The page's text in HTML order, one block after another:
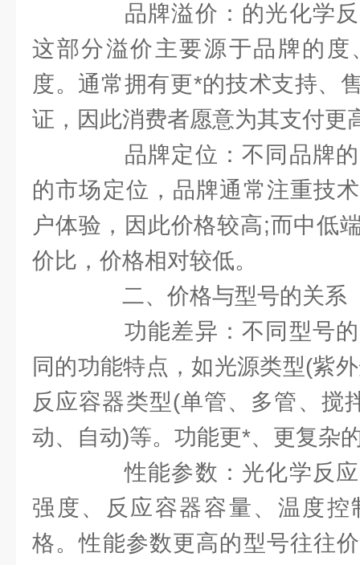
品牌溢价：的光化学反
这部分溢价主要源于品牌的度
度。通常拥有更*的技术支持、
证，因此消费者愿意为其支付更
品牌定位：不同品牌的
的市场定位，品牌通常注重技
户体验，因此价格较高;而中低
价比，价格相对较低。
二、价格与型号的关系
功能差异：不同型号的
同的功能特点，如光源类型(紫
反应容器类型(单管、多管、搅
动、自动)等。功能更*、更复杂
性能参数：光化学反应
强度、反应容器容量、温度控
格。性能参数更高的型号往往